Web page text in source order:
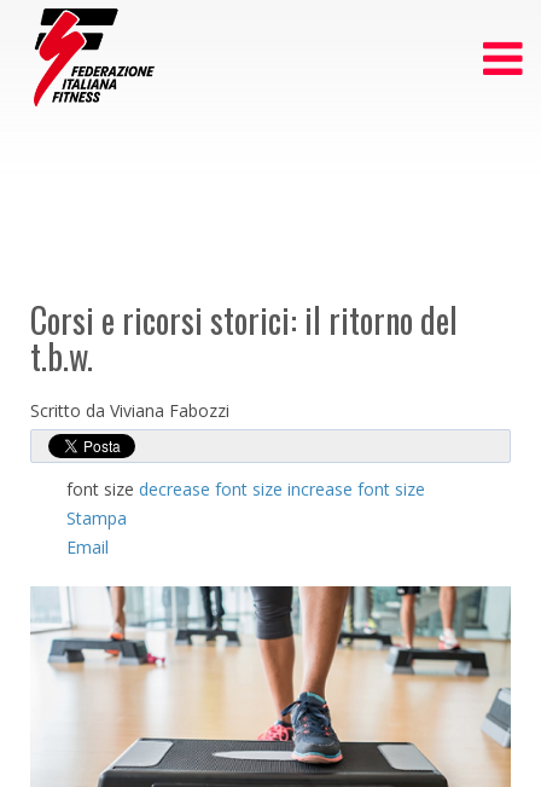
Corsi e ricorsi storici: il ritorno del
t.b.w.
Scritto da Viviana Fabozzi
font size decrease font size increase font size
Stampa
Email